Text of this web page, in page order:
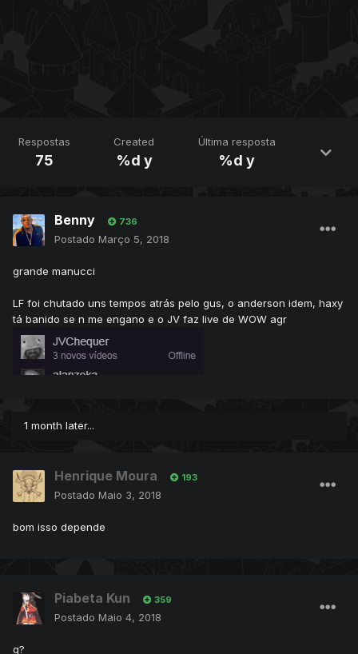
Respostas
75
Created
%d y
Última resposta
%d y
Benny 736
Postado Março 5, 2018
grande manucci
LF foi chutado uns tempos atrás pelo gus, o anderson idem, haxy
tá banido se n me engano e o JV faz live de WOW agr
1 month later...
Henrique Moura 193
Postado Maio 3, 2018
bom isso depende
Piabeta Kun 359
Postado Maio 4, 2018
q?